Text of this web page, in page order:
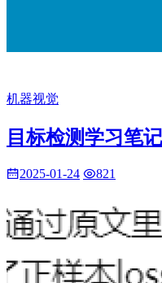
机器视觉
目标检测学习笔
2025-01-24 821